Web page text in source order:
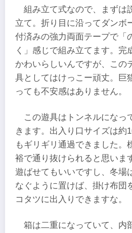
組み立て式なので、まずは
立て。折り目に沿ってダンボ
付済みの強力両面テープで「
く」感じで組み立てます。完
かわいらしいんですが、この
具としてはけっこー頑丈。巨
っても不安感はありません。
この遊具はトンネルになっ
きます。出入り口サイズは約
もギリギリ通過できました。
裕で通り抜けられると思いま
遊ばせてもいいですし、冬場
なぐように置けば、掛け布団
コタツに出入りできますな。
箱は二重になっていて、内